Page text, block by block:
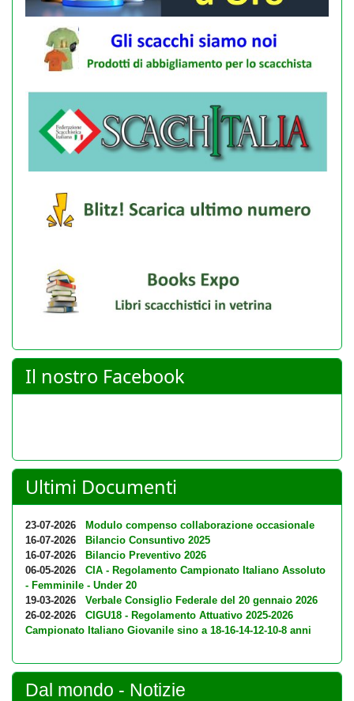
Il nostro Facebook
Ultimi Documenti
23-07-2026
Modulo compenso collaborazione occasionale
16-07-2026
Bilancio Consuntivo 2025
16-07-2026
Bilancio Preventivo 2026
06-05-2026
CIA - Regolamento Campionato Italiano Assoluto
- Femminile - Under 20
19-03-2026
Verbale Consiglio Federale del 20 gennaio 2026
26-02-2026
CIGU18 - Regolamento Attuativo 2025-2026
Campionato Italiano Giovanile sino a 18-16-14-12-10-8 anni
Dal mondo - Notizie